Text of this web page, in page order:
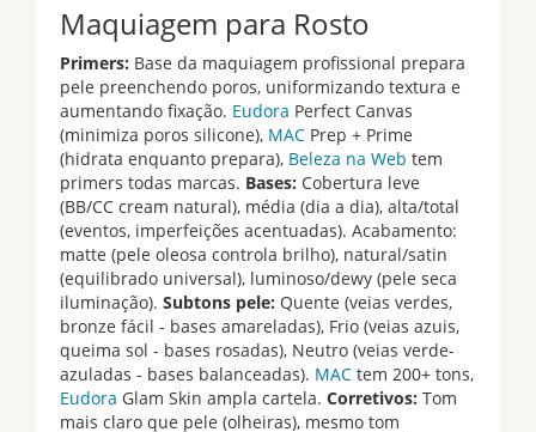
Maquiagem para Rosto
Primers: Base da maquiagem profissional prepara
pele preenchendo poros, uniformizando textura e
aumentando fixação. Eudora Perfect Canvas
(minimiza poros silicone), MAC Prep + Prime
(hidrata enquanto prepara), Beleza na Web tem
primers todas marcas. Bases: Cobertura leve
(BB/CC cream natural), média (dia a dia), alta/total
(eventos, imperfeições acentuadas). Acabamento:
matte (pele oleosa controla brilho), natural/satin
(equilibrado universal), luminoso/dewy (pele seca
iluminação). Subtons pele: Quente (veias verdes,
bronze fácil - bases amareladas), Frio (veias azuis,
queima sol - bases rosadas), Neutro (veias verde-
azuladas - bases balanceadas). MAC tem 200+ tons,
Eudora Glam Skin ampla cartela. Corretivos: Tom
mais claro que pele (olheiras), mesmo tom